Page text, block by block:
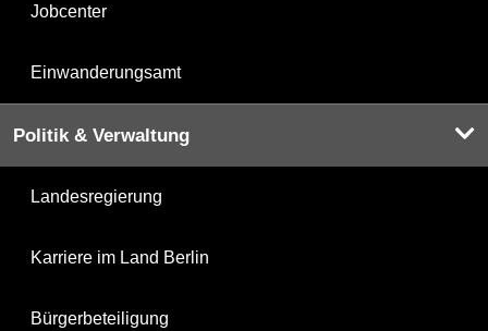
Jobcenter
Einwanderungsamt
Politik & Verwaltung
Landesregierung
Karriere im Land Berlin
Bürgerbeteiligung